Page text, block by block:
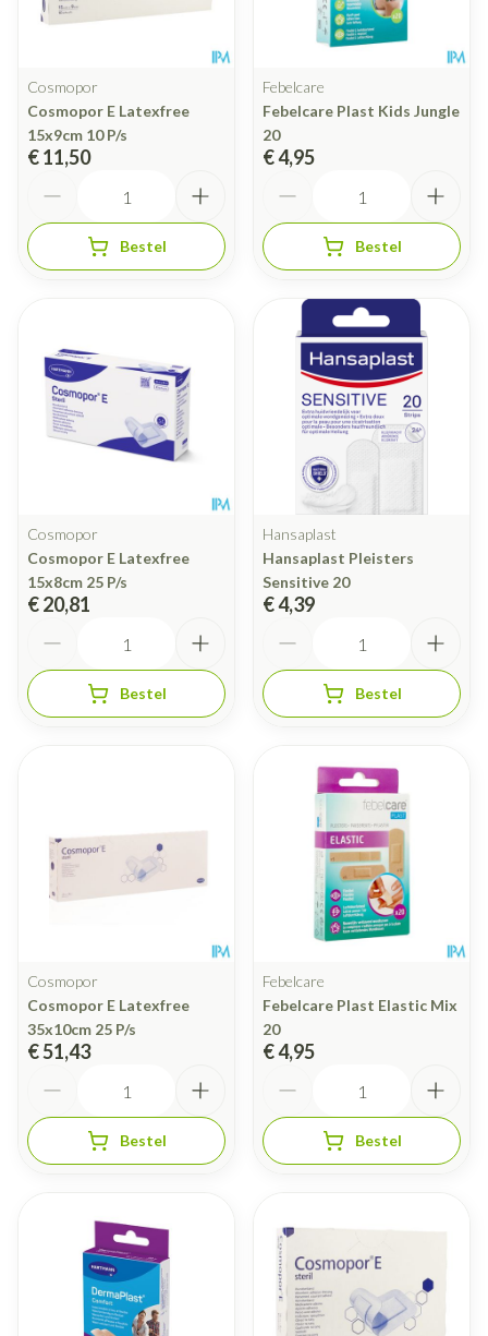
Cosmopor
Cosmopor E Latexfree
15x9cm 10 P/s
€ 11,50
Bestel
Febelcare
Febelcare Plast Kids Jungle
20
€ 4,95
Bestel
Cosmopor
Cosmopor E Latexfree
15x8cm 25 P/s
€ 20,81
Bestel
Hansaplast
Hansaplast Pleisters
Sensitive 20
€ 4,39
Bestel
Cosmopor
Cosmopor E Latexfree
35x10cm 25 P/s
€ 51,43
Bestel
Febelcare
Febelcare Plast Elastic Mix
20
€ 4,95
Bestel